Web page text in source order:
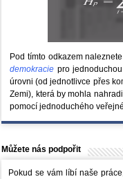
Pod tímto odkazem
demokracie pro
úrovni (od jednotlivce přes
Zemi), která by mohla
pomocí jednoduchého
Můžete nás podpořit
Pokud se vám líbí naše